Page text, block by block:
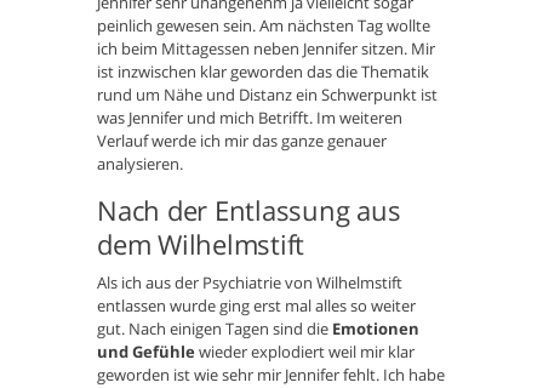
peinlich gewesen sein. Am nächsten Tag wollte
ich beim Mittagessen neben Jennifer sitzen. Mir
ist inzwischen klar geworden das die Thematik
rund um Nähe und Distanz ein Schwerpunkt ist
was Jennifer und mich Betrifft. Im weiteren
Verlauf werde ich mir das ganze genauer
analysieren.
Nach der Entlassung aus
dem Wilhelmstift
Als ich aus der Psychiatrie von Wilhelmstift
entlassen wurde ging erst mal alles so weiter
gut. Nach einigen Tagen sind die Emotionen
und Gefühle wieder explodiert weil mir klar
geworden ist wie sehr mir Jennifer fehlt. Ich habe